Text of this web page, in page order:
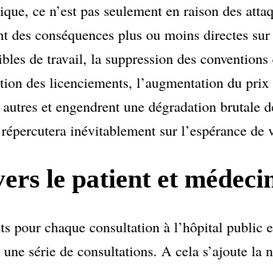
ce n’est pas seulement en raison des
des conséquences plus ou moins directes
de travail, la suppression des
des licenciements, l’augmentation du
et engendrent une dégradation
inévitablement sur l’espérance de
le patient et
pour chaque consultation à l’hôpital public
série de consultations. A cela s’ajoute